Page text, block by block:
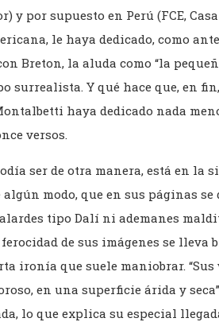
y por supuesto en Perú (FCE,
le haya dedicado, como
Breton, la aluda como “la
surrealista. Y qué hace que, en
haya dedicado nada
versos.
ser de otra manera, está en la
modo, que en sus páginas
tipo Dalí ni ademanes
de sus imágenes se
ironía que suele maniobrar.
en una superficie árida y
lo que explica su especial